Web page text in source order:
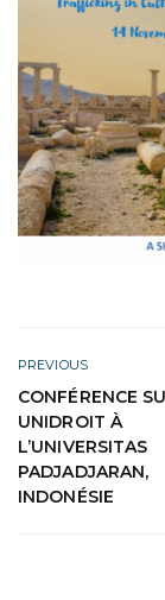
PREVIOUS
CONFÉRENCE
UNIDROIT À
L’UNIVERSITAS
PADJADJARAN,
INDONÉSIE